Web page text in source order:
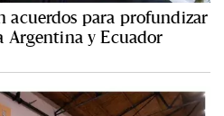
acuerdos para profundizar
Argentina y Ecuador